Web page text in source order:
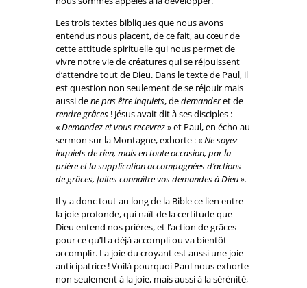
Les trois textes bibliques que nous avons
entendus nous placent, de ce fait, au cœur de
cette attitude spirituelle qui nous permet de
vivre notre vie de créatures qui se réjouissent
d’attendre tout de Dieu. Dans le texte de Paul, il
est question non seulement de se réjouir mais
aussi dene pas être inquiets, dedemanderet de
rendre grâces! Jésus avait dit à ses disciples :
«Demandez et vous recevrez» et Paul, en écho au
sermon sur la Montagne, exhorte : «Ne soyez
inquiets de rien, mais en toute occasion, par la
prière et la supplication accompagnées d’actions
de grâces, faites connaître vos demandes à Dieu ».
Il y a donc tout au long de la Bible ce lien entre
la joie profonde, qui naît de la certitude que
Dieu entend nos prières, et l’action de grâces
pour ce qu’Il a déjà accompli ou va bientôt
accomplir. La joie du croyant est aussi une joie
anticipatrice ! Voilà pourquoi Paul nous exhorte
non seulement à la joie, mais aussi à la sérénité,